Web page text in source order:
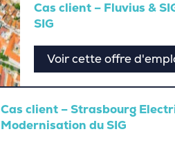
Cas client – Fluvius &
SIG
Voir cette offre
Cas client – Strasbourg
Modernisation du SIG